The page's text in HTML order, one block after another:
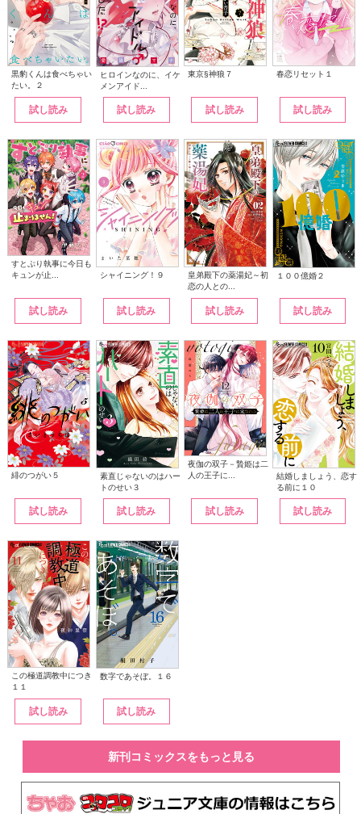
黒豹くんは食べちゃい
たい。２
試し読み
ヒロインなのに、イケ
メンアイド...
試し読み
東京§神狼７
試し読み
春恋リセット１
試し読み
すとぷり執事に今日も
キュンが止...
試し読み
シャイニング！９
試し読み
皇弟殿下の薬湯妃～初
恋の人との...
試し読み
１００億婚２
試し読み
緋のつがい５
試し読み
素直じゃないのはハー
トのせい３
試し読み
夜伽の双子－贄姫は二
人の王子に...
試し読み
結婚しましょう、恋す
る前に１０
試し読み
この極道調教中につき
１１
試し読み
数字であそぼ。１６
試し読み
新刊コミックスをもっと見る